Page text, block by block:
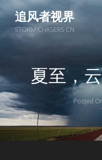
追风者视界
STORM CHASERS CN
夏至，
Posted